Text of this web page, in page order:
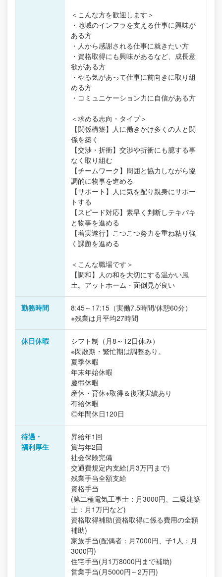
＜こんな方を歓迎します＞
・地域のインフラを支える仕事に興味が
ある方
・人から感謝される仕事に就きたい方
・資格取得にも興味があるなど、成長意
欲がある方
・やる気があって仕事に前向きに取り組
める方
・コミュニケーション力に自信がある方
＜求める志向・タイプ＞
【関係構築】人に働きかけ多くの人と関
係を築く
【交渉・折衝】交渉や折衝にも臆する事
なく取り組む
【チームワーク】周囲と協力しながら協
調的に物事を進める
【サポート】人に気を配り親身にサポー
トする
【スピード対応】素早く判断しテキパキ
と物事を進める
【着実遂行】こつこつ努力を重ね粘り強
く課題を進める
＜こんな職場です＞
【調和】人の和を大切にする温かい風
土。アットホーム・面倒見が良い
勤務時間
8:45～17:15（実働7.5時間/休憩60分）
※残業は月平均27時間
休日休暇
シフト制（月8～12日休み）
※閑散期・繁忙期は調整あり。
夏季休暇
年末年始休暇
慶弔休暇
産休・育休※取得＆復職実績あり
有給休暇
◎年間休日120日
待遇・
福利厚生
昇給年1回
賞与年2回
社会保険完備
交通費規定内支給(月3万円まで)
残業手当全額支給
資格手当
(第二種電気工事士：月3000円、二級建築
士：月1万円など)
資格取得補助(資格取得に係る費用の全額
補助)
家族手当(配偶者：月7000円、子1人：月
3000円)
住宅手当(月1万8000円まで補助)
営業手当(月5000円～2万円)